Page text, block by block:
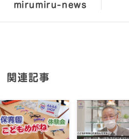
mirumiru-news
関連記事